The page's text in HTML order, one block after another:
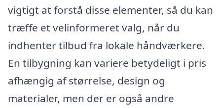
vigtigt at forstå disse elementer, så du kan
træffe et velinformeret valg, når du
indhenter tilbud fra lokale håndværkere.
En tilbygning kan variere betydeligt i pris
afhængig af størrelse, design og
materialer, men der er også andre